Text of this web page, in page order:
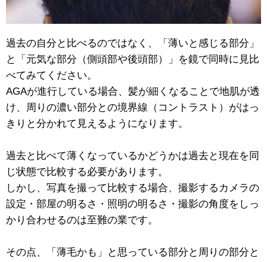
過去の自分と比べるのではなく、「薄いと感じる部分」
と「元気な部分（側頭部や後頭部）」を鏡で同時に見比
べてみてください。
AGAが進行している場合、髪が細くなることで地肌が透
け、周りの濃い部分との境界線（コントラスト）がはっ
きりと分かれて見えるようになります。
過去と比べて薄くなっているかどうかは過去と現在を同
じ状態で比較する必要があります。
しかし、写真を撮って比較する場合、撮影するカメラの
設定・部屋の明るさ・照明の明るさ・撮影の角度をしっ
かり合わせるのは至難の業です。
その点、「薄毛かも」と思っている部分と周りの部分と